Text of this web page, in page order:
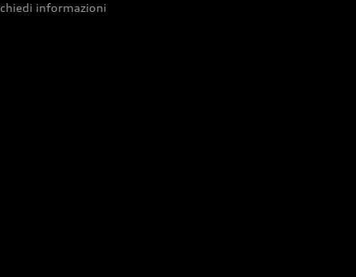
informazioni